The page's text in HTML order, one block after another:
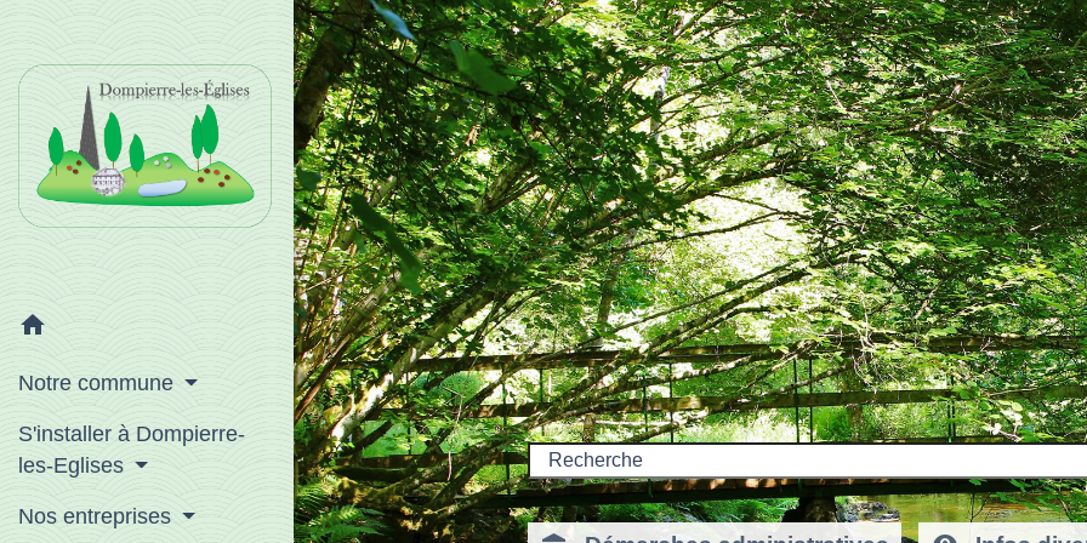
home
Notre commune
S'installer à Dompierre-
les-Eglises
Nos entreprises